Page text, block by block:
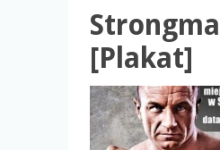
[Plakat]